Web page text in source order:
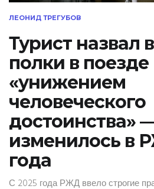
ЛЕОНИД ТРЕГУБОВ
Турист назвал
полки в поезде
«унижением
человеческого
достоинства»
изменилось в
года
С 2025 года РЖД ввело строгие